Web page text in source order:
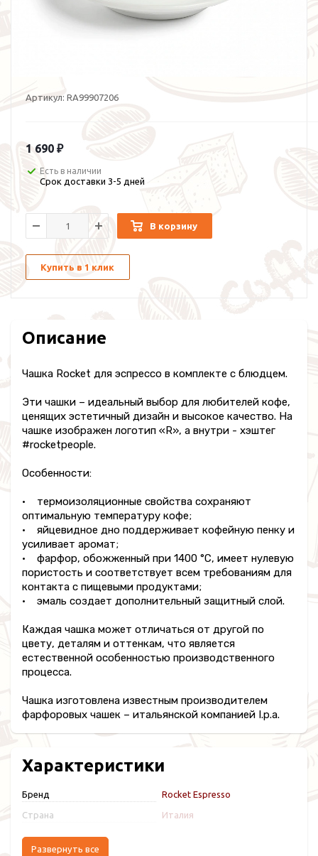
Артикул: RA99907206
1 690 ₽
Есть в наличии
Срок доставки 3-5 дней
В корзину
Купить в 1 клик
Описание
Чашка Rocket для эспрессо в комплекте с блюдцем.
Эти чашки – идеальный выбор для любителей кофе,
ценящих эстетичный дизайн и высокое качество. На
чашке изображен логотип «R», а внутри - хэштег
#rocketpeople.
Особенности:
• термоизоляционные свойства сохраняют
оптимальную температуру кофе;
• яйцевидное дно поддерживает кофейную пенку и
усиливает аромат;
• фарфор, обожженный при 1400 °C, имеет нулевую
пористость и соответствует всем требованиям для
контакта с пищевыми продуктами;
• эмаль создает дополнительный защитный слой.
Каждая чашка может отличаться от другой по
цвету, деталям и оттенкам, что является
естественной особенностью производственного
процесса.
Чашка изготовлена известным производителем
фарфоровых чашек – итальянской компанией I.p.a.
Характеристики
Бренд Rocket Espresso
Страна Италия
Развернуть все